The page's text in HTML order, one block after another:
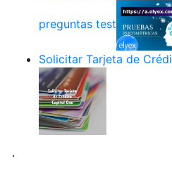
preguntas test
Solicitar Tarjeta de
.